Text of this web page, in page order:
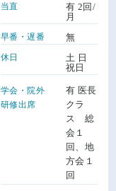
当直
有 2回/
月
早番・遅番 無
休日
土 日
祝日
学会・院外
研修出席
有 医長
クラ
ス 総
会１
回、地
方会１
回